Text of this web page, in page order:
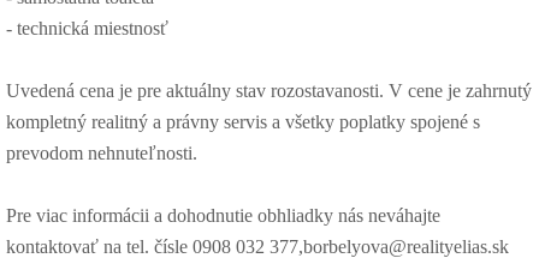
- technická miestnosť
Uvedená cena je pre aktuálny stav rozostavanosti. V cene je zahrnutý
kompletný realitný a právny servis a všetky poplatky spojené s
prevodom nehnuteľnosti.
Pre viac informácii a dohodnutie obhliadky nás neváhajte
kontaktovať na tel. čísle 0908 032 377,borbelyova@realityelias.sk